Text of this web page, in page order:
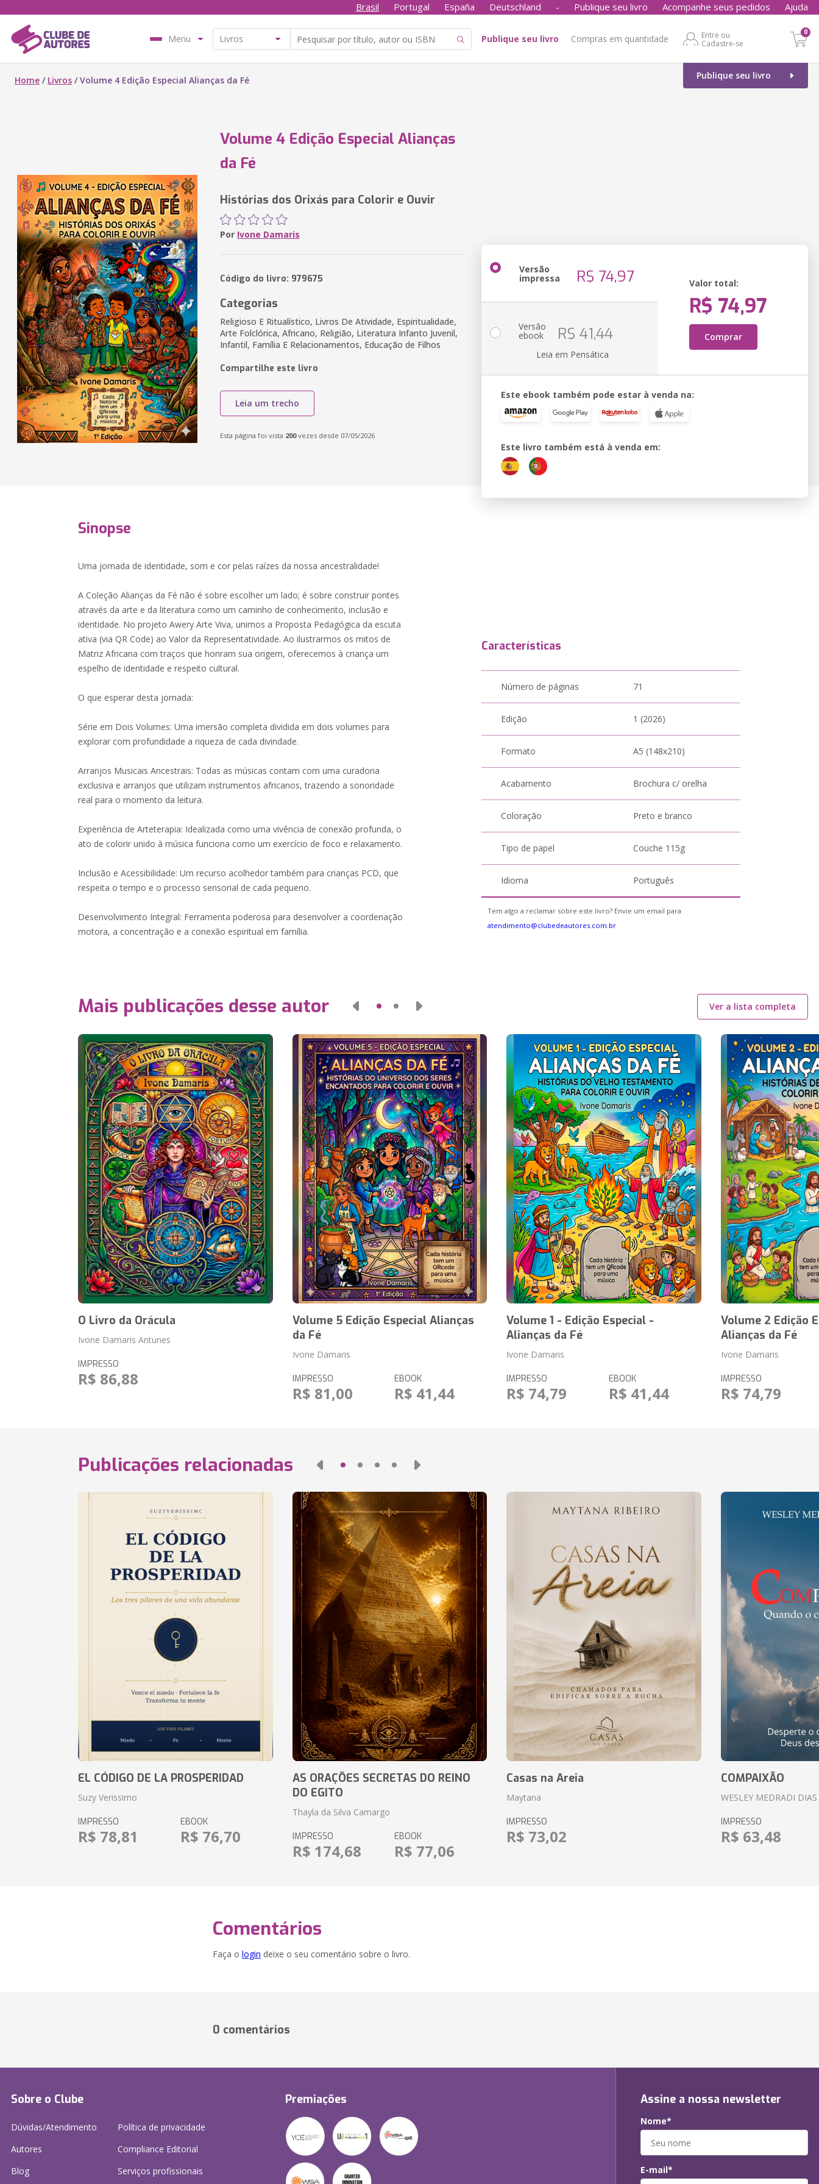
Brasil Portugal España Deutschland - Publique seu livro Acompanhe seus pedidos Ajuda
Menu Publique seu livro Compras em quantidade
Entre ou
Cadastre-se
0
Publique seu livro
Home / Livros /Volume 4 Edição Especial Alianças da Fé
Volume 4 Edição Especial Alianças
da Fé
Histórias dos Orixás para Colorir e Ouvir
Por Ivone Damaris
Código do livro: 979675
Categorias
Religioso E Ritualístico, Livros De Atividade, Espiritualidade,
Arte Folclórica, Africano, Religião, Literatura Infanto Juvenil,
Infantil, Família E Relacionamentos, Educação de Filhos
Compartilhe este livro
Leia um trecho
Esta página foi vista 200vezes desde 07/05/2026
Versão
impressa R$ 74,97 Valor total:
R$ 74,97
Comprar
Versão
ebook R$ 41,44
Leia em Pensática
Este ebook também pode estar à venda na:
Este livro também está à venda em:
Sinopse
Uma jornada de identidade, som e cor pelas raízes da nossa ancestralidade!
A Coleção Alianças da Fé não é sobre escolher um lado; é sobre construir pontes
através da arte e da literatura como um caminho de conhecimento, inclusão e
identidade. No projeto Awery Arte Viva, unimos a Proposta Pedagógica da escuta
ativa (via QR Code) ao Valor da Representatividade. Ao ilustrarmos os mitos de
Matriz Africana com traços que honram sua origem, oferecemos à criança um
espelho de identidade e respeito cultural.
O que esperar desta jornada:
Série em Dois Volumes: Uma imersão completa dividida em dois volumes para
explorar com profundidade a riqueza de cada divindade.
Arranjos Musicais Ancestrais: Todas as músicas contam com uma curadoria
exclusiva e arranjos que utilizam instrumentos africanos, trazendo a sonoridade
real para o momento da leitura.
Experiência de Arteterapia: Idealizada como uma vivência de conexão profunda, o
ato de colorir unido à música funciona como um exercício de foco e relaxamento.
Inclusão e Acessibilidade: Um recurso acolhedor também para crianças PCD, que
respeita o tempo e o processo sensorial de cada pequeno.
Desenvolvimento Integral: Ferramenta poderosa para desenvolver a coordenação
motora, a concentração e a conexão espiritual em família.
Características
Número de páginas 71
Edição 1 (2026)
Formato A5 (148x210)
Acabamento Brochura c/ orelha
Coloração Preto e branco
Tipo de papel Couche 115g
Idioma Português
Tem algo a reclamar sobre este livro? Envie um email para
atendimento@clubedeautores.com.br
Mais publicações desse autor Ver a lista completa
O Livro da Orácula
Ivone Damaris Antunes
IMPRESSO
R$ 86,88
Volume 5 Edição Especial Alianças
da Fé
Ivone Damaris
IMPRESSO
R$ 81,00
EBOOK
R$ 41,44
Volume 1 - Edição Especial -
Alianças da Fé
Ivone Damaris
IMPRESSO
R$ 74,79
EBOOK
R$ 41,44
Volume 2 Edição
Alianças da Fé
Ivone Damaris
IMPRESSO
R$ 74,79
Publicações relacionadas
EL CÓDIGO DE LA PROSPERIDAD
Suzy Verissimo
IMPRESSO
R$ 78,81
EBOOK
R$ 76,70
AS ORAÇÕES SECRETAS DO REINO
DO EGITO
Thayla da Silva Camargo
IMPRESSO
R$ 174,68
EBOOK
R$ 77,06
Casas na Areia
Maytana
IMPRESSO
R$ 73,02
COMPAIXÃO
WESLEY MEDRADI DIAS
IMPRESSO
R$ 63,48
Comentários
Faça o login deixe o seu comentário sobre o livro.
0 comentários
Sobre o Clube
Dúvidas/Atendimento
Autores
Blog
Política de privacidade
Compliance Editorial
Serviços profissionais
Premiações Assine a nossa newsletter
Nome*
E-mail*